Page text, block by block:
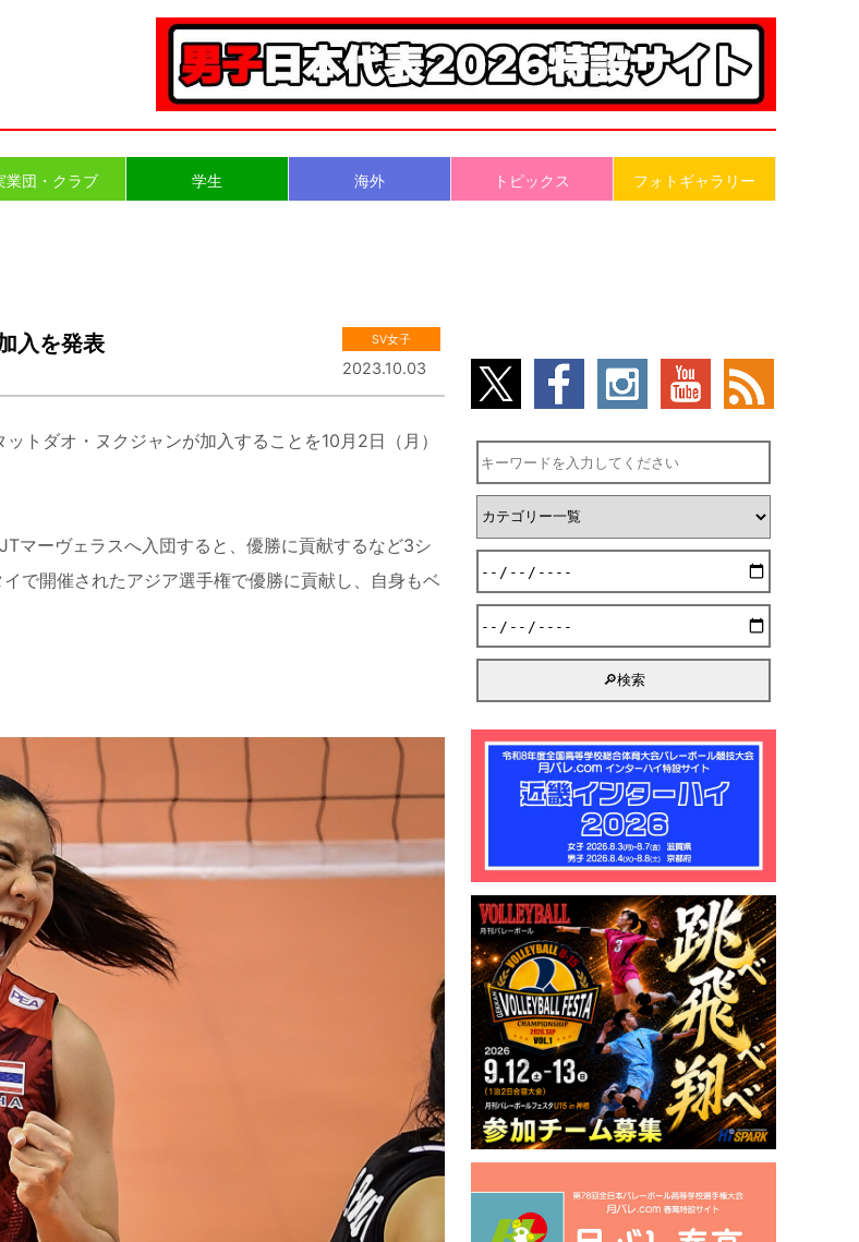
業団・クラブ 学生 海外 トピックス フォトギャラリー
入を発表 SV女子
2023.10.03
トダオ・ヌクジャンが加入することを10月2日（月）
マーヴェラスへ入団すると、優勝に貢献するなど3シ
で開催されたアジア選手権で優勝に貢献し、自身もベ